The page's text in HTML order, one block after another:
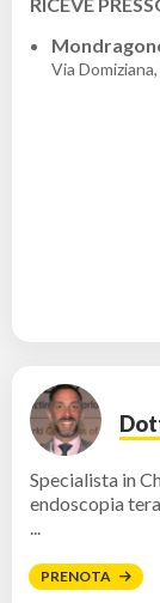
Via
Specialista in
endoscopia
...
PRENOTA